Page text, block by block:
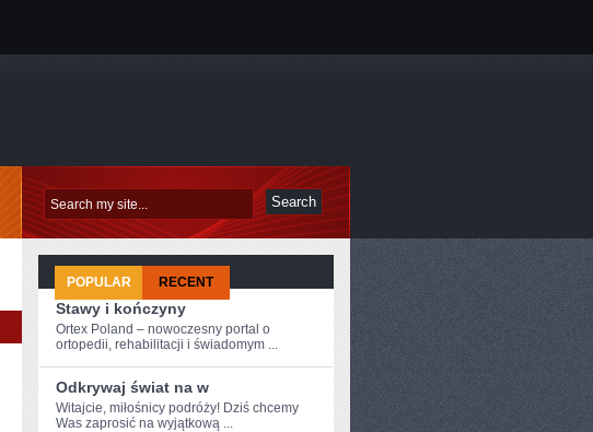
ODKRYJ
PIĘKNO
GÓRSKICH
WĘDRÓWEK
POPULAR RECENT
Stawy i kończyny
Ortex Poland – nowoczesny portal o
ortopedii, rehabilitacji i świadomym ...
Odkrywaj świat na w
Witajcie, miłośnicy podróży! Dziś chcemy
Was zaprosić na⁤ wyjątkową ...